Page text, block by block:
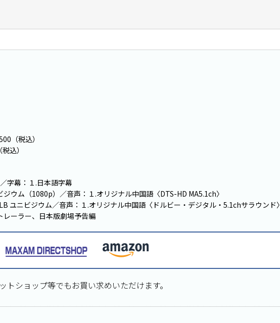
（税込）
込）
字幕：１.日本語字幕
ジウム（1080p）／音声：１.オリジナル中国語〈DTS-HD MA5.1ch〉
ユニビジウム／音声：１.オリジナル中国語〈ドルビー・デジタル・5.1chサラウンド〉
ーラー、日本版劇場予告編
トショップ等でもお買い求めいただけます。